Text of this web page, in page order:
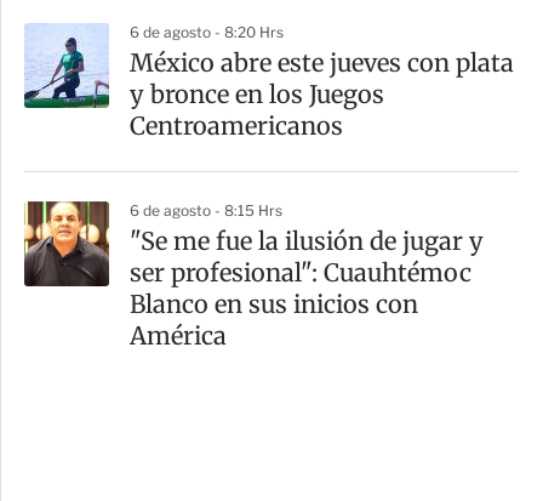
6 de agosto - 8:20 Hrs
México abre este jueves con plata
y bronce en los Juegos
Centroamericanos
6 de agosto - 8:15 Hrs
"Se me fue la ilusión de jugar y
ser profesional": Cuauhtémoc
Blanco en sus inicios con
América